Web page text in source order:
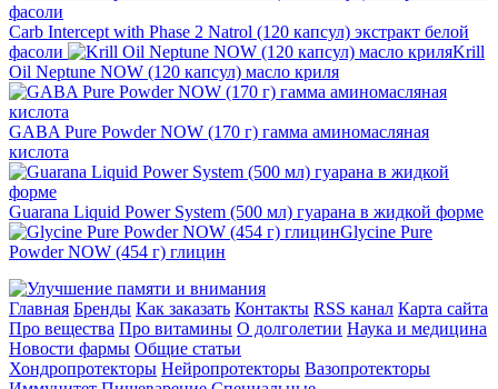
Carb Intercept with Phase 2 Natrol (120 капсул) экстракт белой
фасоли
Krill
Oil Neptune NOW (120 капсул) масло криля
GABA Pure Powder NOW (170 г) гамма аминомасляная
кислота
Guarana Liquid Power System (500 мл) гуарана в жидкой форме
Glycine Pure
Powder NOW (454 г) глицин
Главная Бренды Как заказать Контакты RSS канал Карта сайта
Про вещества Про витамины О долголетии Наука и медицина
Новости фармы Общие статьи
Хондропротекторы Нейропротекторы Вазопротекторы